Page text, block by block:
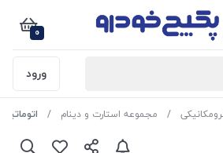
0
ورود
مجموعه استارت و دینام اتوماتیک استارت پژو 206 (